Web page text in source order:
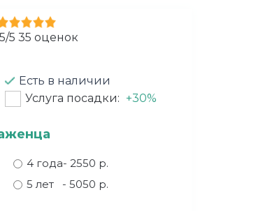
5/5 35 оценок
Есть в наличии
Услуга посадки: +30%
4 года- 2550 р.
5 лет
- 5050 р.